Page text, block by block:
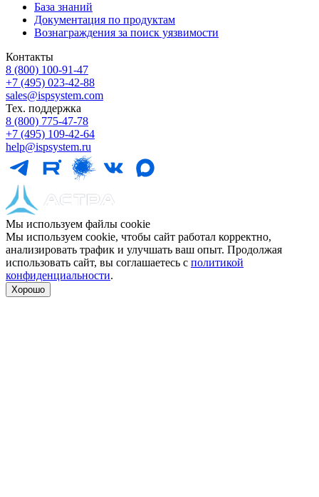
База знаний
Документация по продуктам
Вознаграждения за поиск уязвимости
Контакты
8 (800) 100⁠-⁠91⁠-⁠47
+7 (495) 023⁠-⁠42⁠-⁠88
sales@ispsystem.com
Тех. поддержка
8 (800) 775⁠-⁠47⁠-⁠78
+7 (495) 109⁠-⁠42⁠-⁠64
help@ispsystem.ru
Мы используем файлы cookie
Мы используем cookie, чтобы сайт работал корректно,
анализировать трафик и улучшать ваш опыт. Продолжая
использовать сайт, вы соглашаетесь с политикой
конфиденциальности.
Хорошо